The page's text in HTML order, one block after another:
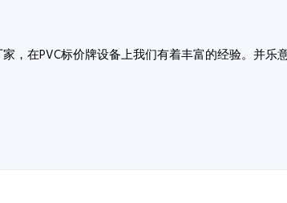
，在PVC标价牌设备上我们有着丰富的经验。并